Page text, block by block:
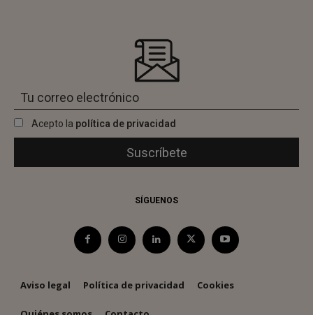
Acepto la política de privacidad
SÍGUENOS
Aviso legal Política de privacidad Cookies